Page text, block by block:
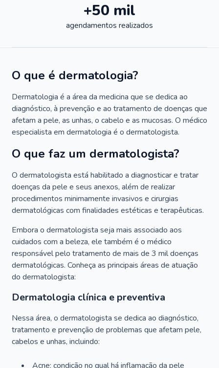
+50 mil
agendamentos realizados
O que é dermatologia?
Dermatologia é a área da medicina que se dedica ao
diagnóstico, à prevenção e ao tratamento de doenças que
afetam a pele, as unhas, o cabelo e as mucosas. O médico
especialista em dermatologia é o dermatologista.
O que faz um dermatologista?
O dermatologista está habilitado a diagnosticar e tratar
doenças da pele e seus anexos, além de realizar
procedimentos minimamente invasivos e cirurgias
dermatológicas com finalidades estéticas e terapêuticas.
Embora o dermatologista seja mais associado aos
cuidados com a beleza, ele também é o médico
responsável pelo tratamento de mais de 3 mil doenças
dermatológicas. Conheça as principais áreas de atuação
do dermatologista:
Dermatologia clínica e preventiva
Nessa área, o dermatologista se dedica ao diagnóstico,
tratamento e prevenção de problemas que afetam pele,
cabelos e unhas, incluindo:
Acne: condição no qual há inflamação da pele